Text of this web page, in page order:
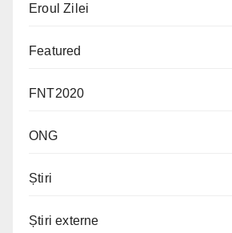
Eroul Zilei
Featured
FNT2020
ONG
Știri
Știri externe